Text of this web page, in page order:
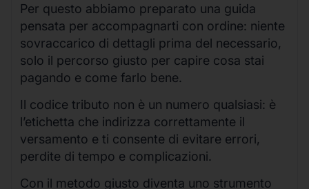
Per questo abbiamo preparato una guida
pensata per accompagnarti con ordine: niente
sovraccarico di dettagli prima del necessario,
solo il percorso giusto per capire cosa stai
pagando e come farlo bene.
Il codice tributo non è un numero qualsiasi: è
l’etichetta che indirizza correttamente il
versamento e ti consente di evitare errori,
perdite di tempo e complicazioni.
Con il metodo giusto diventa uno strumento